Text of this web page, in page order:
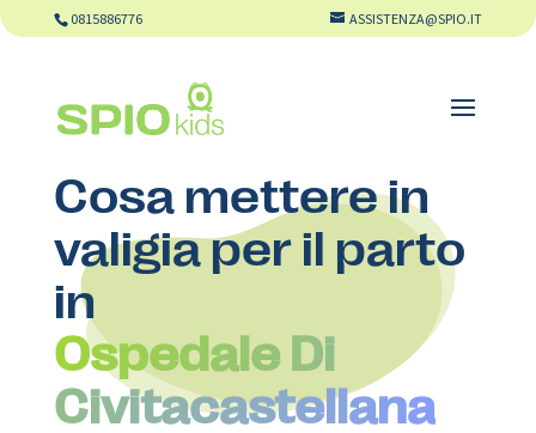
0815886776 ASSISTENZA@SPIO.IT
Cosa mettere in
valigia per il parto
in
Ospedale Di
Civitacastellana